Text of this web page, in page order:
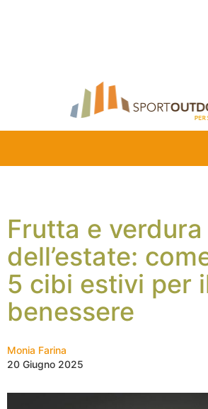
Frutta e verdura
dell’estate:
5 cibi estivi per
benessere
Monia Farina
20 Giugno 2025